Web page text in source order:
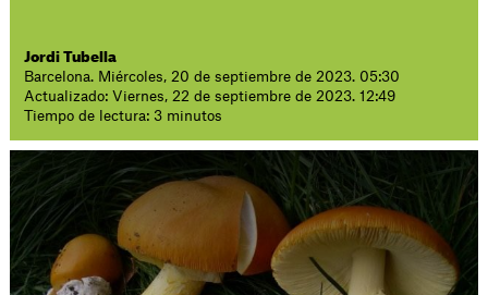
Jordi Tubella
Barcelona. Miércoles, 20 de septiembre de 2023. 05:30
Actualizado: Viernes, 22 de septiembre de 2023. 12:49
Tiempo de lectura: 3 minutos